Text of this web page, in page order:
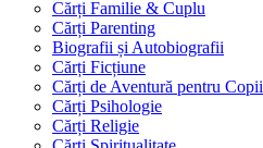
Cărți Familie & Cuplu
Cărți Parenting
Biografii și Autobiografii
Cărți Ficțiune
Cărți de Aventură pentru Copii
Cărți Psihologie
Cărți Religie